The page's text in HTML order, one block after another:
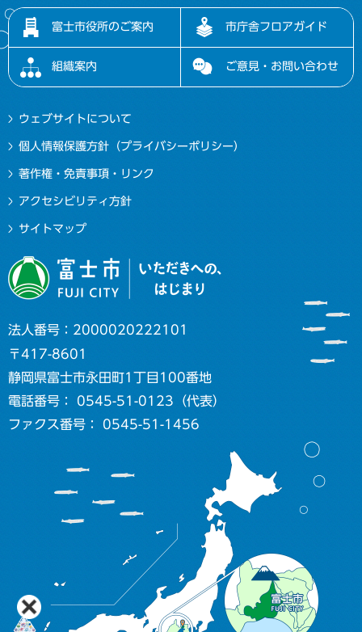
富士市役所のご案内 市庁舎フロアガイド
組織案内 ご意見・お問い合わせ
ウェブサイトについて
個人情報保護方針（プライバシーポリシー）
著作権・免責事項・リンク
アクセシビリティ方針
サイトマップ
法人番号：2000020222101
〒417-8601
静岡県富士市永田町1丁目100番地
電話番号： 0545-51-0123（代表）
ファクス番号： 0545-51-1456